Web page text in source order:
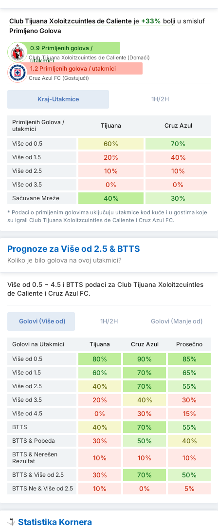
Club Tijuana Xoloitzcuintles de Caliente je +33% bolji u smisluf
Primljeno Golova
0.9 Primljenih golova /
utakmici
Club Tijuana Xoloitzcuintles de Caliente (Domaći)
1.2 Primljenih golova / utakmici
Cruz Azul FC (Gostujući)
Kraj-Utakmice 1H/2H
Primljenih Golova /
utakmici
Tijuana Cruz Azul
Više od 0.5 60% 70%
Više od 1.5 20% 40%
Više od 2.5 10% 10%
Više od 3.5 0% 0%
Sačuvane Mreže 40% 30%
* Podaci o primljenim golovima uključuju utakmice kod kuće i u gostima koje
su igrali Club Tijuana Xoloitzcuintles de Caliente i Cruz Azul FC.
Prognoze za Više od 2.5 & BTTS
Koliko je bilo golova na ovoj utakmici?
Više od 0.5 ~ 4.5 i BTTS podaci za Club Tijuana Xoloitzcuintles
de Caliente i Cruz Azul FC.
Golovi (Više od) 1H/2H Golovi (Manje od)
Golovi na Utakmici Tijuana Cruz Azul
Prosečno
Više od 0.5
80% 90% 85%
Više od 1.5 60% 70% 65%
Više od 2.5 40% 70% 55%
Više od 3.5 20% 40% 30%
Više od 4.5 0% 30% 15%
BTTS 40% 70% 55%
BTTS & Pobeda 30% 50% 40%
BTTS & Nerešen
Rezultat
10% 10% 10%
BTTS & Više od 2.5 30% 70% 50%
BTTS Ne & Više od 2.5 10% 0% 5%
Statistika Kornera